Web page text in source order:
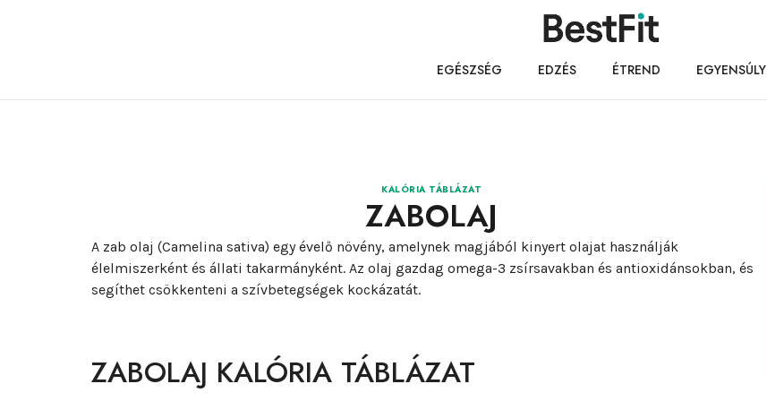
EGÉSZSÉG EDZÉS ÉTREND EGYENSÚLY
KALÓRIA TÁBLÁZAT
ZABOLAJ
A zab olaj (Camelina sativa) egy évelő növény, amelynek magjából kinyert olajat használják
élelmiszerként és állati takarmányként. Az olaj gazdag omega-3 zsírsavakban és antioxidánsokban, és
segíthet csökkenteni a szívbetegségek kockázatát.
ZABOLAJ KALÓRIA TÁBLÁZAT